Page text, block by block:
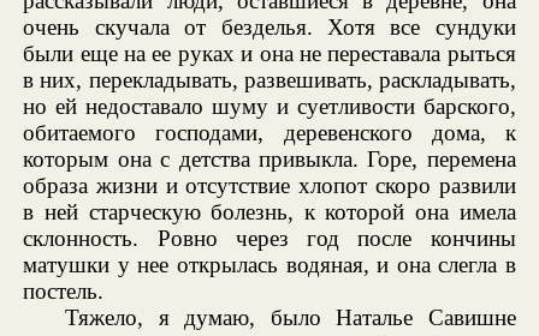
очень скучала от безделья. Хотя все сундуки
были еще на ее руках и она не переставала рыться
в них, перекладывать, развешивать, раскладывать,
но ей недоставало шуму и суетливости барского,
обитаемого господами, деревенского дома, к
которым она с детства привыкла. Горе, перемена
образа жизни и отсутствие хлопот скоро развили
в ней старческую болезнь, к которой она имела
склонность. Ровно через год после кончины
матушки у нее открылась водяная, и она слегла в
постель.
Тяжело, я думаю, было Наталье Савишне